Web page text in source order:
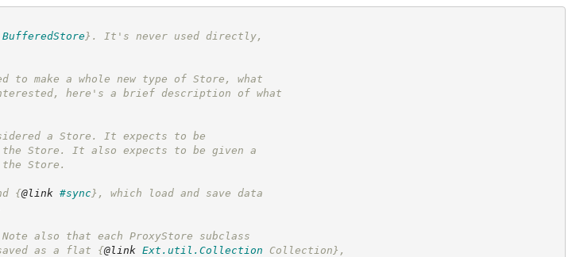
} . It's never used directly,
make a whole new type of Store, what
here's a brief description of what
a Store. It expects to be
Store. It also expects to be given a
Store.
{@link #sync} , which load and save data
also that each ProxyStore subclass
as a flat {@link Ext.util.Collection Collection} ,